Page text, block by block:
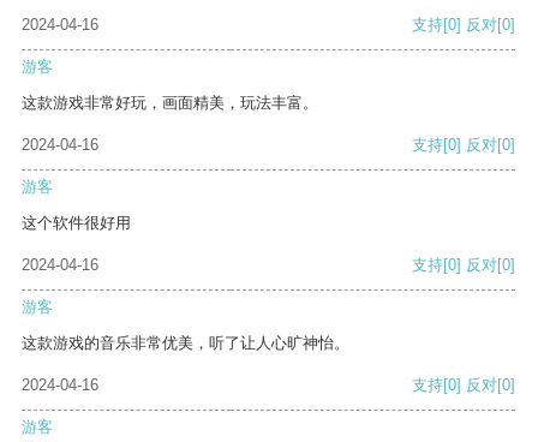
2024-04-16 支持[0] 反对[0]
游客
这款游戏非常好玩，画面精美，玩法丰富。
2024-04-16 支持[0] 反对[0]
游客
这个软件很好用
2024-04-16 支持[0] 反对[0]
游客
这款游戏的音乐非常优美，听了让人心旷神怡。
2024-04-16 支持[0] 反对[0]
游客